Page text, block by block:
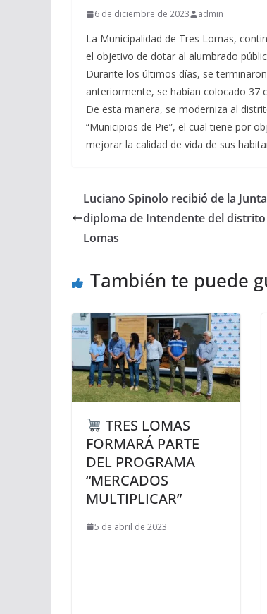
6 de diciembre de 2023 admin
La Municipalidad de Tres Lomas,
el objetivo de dotar al alumbrado
Durante los últimos días, se
anteriormente, se habían colocado 37
De esta manera, se moderniza al
“Municipios de Pie”, el cual tiene por
mejorar la calidad de vida de sus
Luciano Spinolo recibió de la
diploma de Intendente del distrito
Lomas
También te puede
TRES LOMAS
FORMARÁ PARTE
DEL PROGRAMA
“MERCADOS
MULTIPLICAR”
5 de abril de 2023